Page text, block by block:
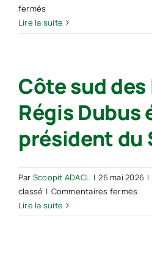
ferméssur
Sitcom
Côte
Landes :
« Être
encore
meilleur
sur
le
nous
permettra
d’atténuer
le
Lire la suite
Côte sud des
Régis Dubus
président du
Par Scoopit ADACL | 26 mai 2026 |
classé | Commentaires ferméssur
sud
Lire la suite